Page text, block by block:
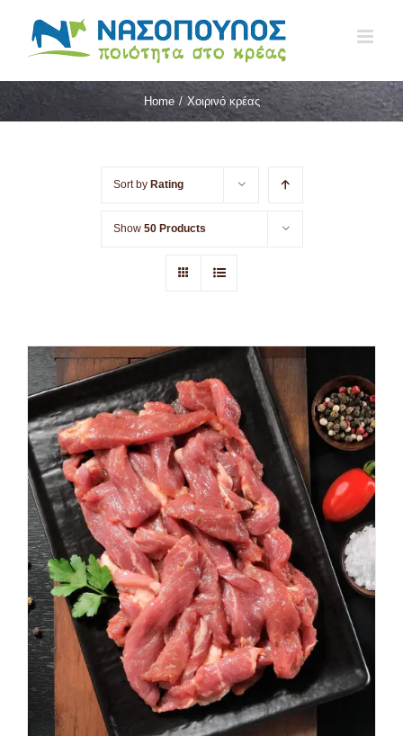
content
Home / Χοιρινό κρέας
Sort by Rating
Show 50 Products